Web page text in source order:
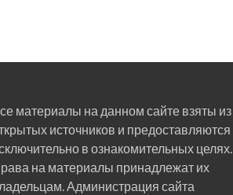
материалы на данном сайте взяты из
источников и предоставляются
в ознакомительных целях.
на материалы принадлежат их
Администрация сайта